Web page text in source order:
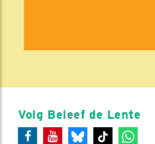
Volg Beleef de Lente